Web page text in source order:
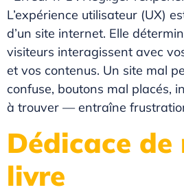
L’expérience utilisateur (UX)
d’un site internet. Elle
visiteurs interagissent avec
et vos contenus. Un site mal
confuse, boutons mal placés,
à trouver — entraîne
Dédicace de
livre